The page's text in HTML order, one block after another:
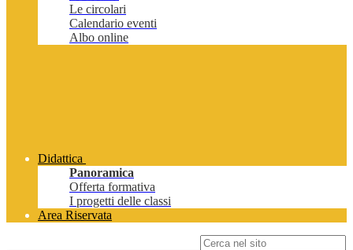
Le circolari
Calendario eventi
Albo online
Didattica
Panoramica
Offerta formativa
I progetti delle classi
Area Riservata